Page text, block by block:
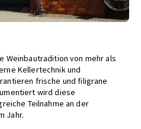
Weinbautradition von mehr als
Kellertechnik und
frische und filigrane
wird diese
Teilnahme an der
Jahr.